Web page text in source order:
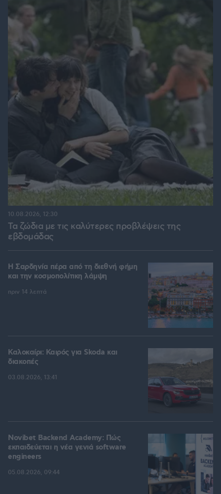
Τα ζώδια με τις καλύτερες προβλέψεις της
εβδομάδας
10.08.2026, 12:30
Η Σαρδηνία πέρα από τη διεθνή φήμη
και την κοσμοπολίτικη λάμψη
πριν 14 λεπτά
Καλοκαίρι: Καιρός για Skoda και
διακοπές
03.08.2026, 13:41
Novibet Backend Academy: Πώς
εκπαιδεύεται η νέα γενιά software
engineers
05.08.2026, 09:44